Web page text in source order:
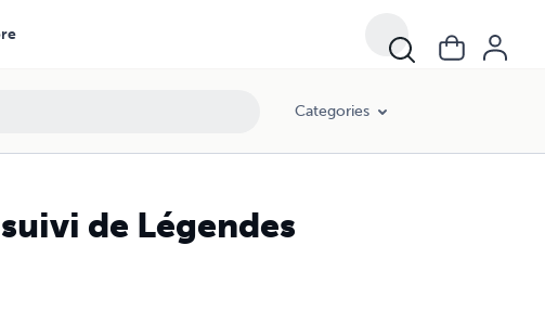
Categories
de Légendes